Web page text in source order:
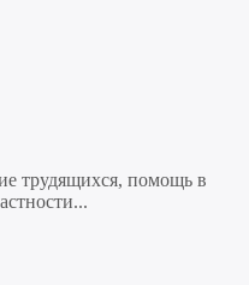
трудящихся, помощь в